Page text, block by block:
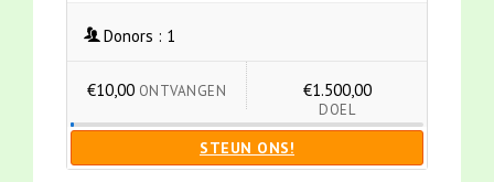
Donors : 1
€10,00 ONTVANGEN €1.500,00
DOEL
STEUN ONS!